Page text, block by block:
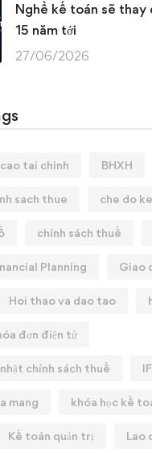
Nghề kế toán sẽ thay
15 năm tới
27/06/2026
tai chinh BHXH
sach thue che do
chính sách thuế
Planning Giao
Hoi thao va dao tao
đơn điện tử
chính sách thuế
mang khóa học kế
Kế toán quản trị Lao